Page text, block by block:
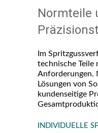
Normteile
Im
technische Teile
Anforderungen.
Lösungen von
kundenseitige
INDIVIDUELLE